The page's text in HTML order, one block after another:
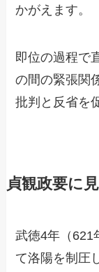
かがえます。
即位の過程で
の間の緊張関
批判と反省を
貞観政要に
武徳4年（621
て洛陽を制圧